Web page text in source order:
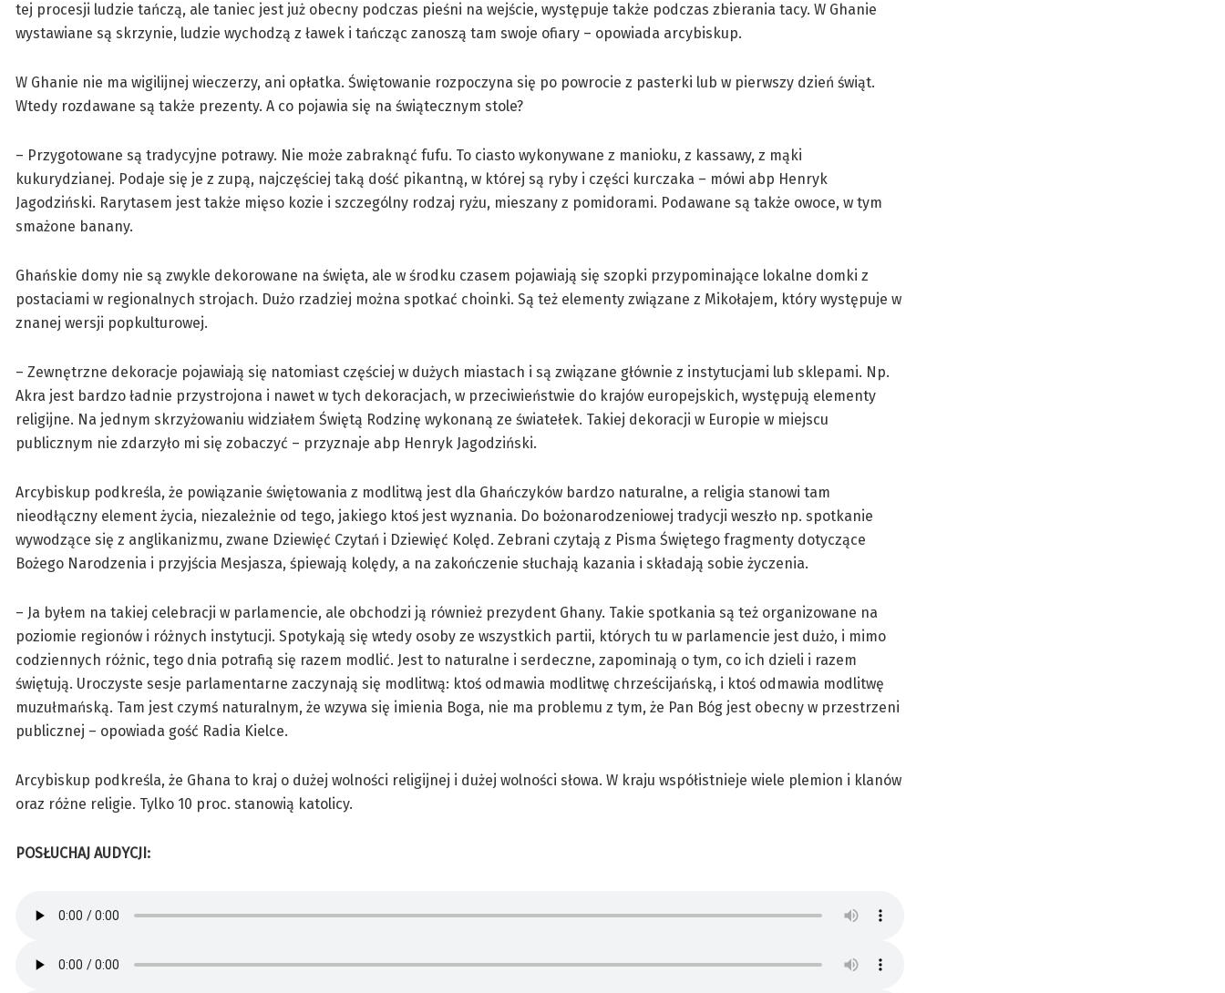
tej procesji ludzie tańczą, ale taniec jest już obecny podczas pieśni na wejście, występuje także podczas zbierania tacy. W Ghanie
wystawiane są skrzynie, ludzie wychodzą z ławek i tańcząc zanoszą tam swoje ofiary – opowiada arcybiskup.
W Ghanie nie ma wigilijnej wieczerzy, ani opłatka. Świętowanie rozpoczyna się po powrocie z pasterki lub w pierwszy dzień świąt.
Wtedy rozdawane są także prezenty. A co pojawia się na świątecznym stole?
– Przygotowane są tradycyjne potrawy. Nie może zabraknąć fufu. To ciasto wykonywane z manioku, z kassawy, z mąki
kukurydzianej. Podaje się je z zupą, najczęściej taką dość pikantną, w której są ryby i części kurczaka – mówi abp Henryk
Jagodziński. Rarytasem jest także mięso kozie i szczególny rodzaj ryżu, mieszany z pomidorami. Podawane są także owoce, w tym
smażone banany.
Ghańskie domy nie są zwykle dekorowane na święta, ale w środku czasem pojawiają się szopki przypominające lokalne domki z
postaciami w regionalnych strojach. Dużo rzadziej można spotkać choinki. Są też elementy związane z Mikołajem, który występuje w
znanej wersji popkulturowej.
– Zewnętrzne dekoracje pojawiają się natomiast częściej w dużych miastach i są związane głównie z instytucjami lub sklepami. Np.
Akra jest bardzo ładnie przystrojona i nawet w tych dekoracjach, w przeciwieństwie do krajów europejskich, występują elementy
religijne. Na jednym skrzyżowaniu widziałem Świętą Rodzinę wykonaną ze światełek. Takiej dekoracji w Europie w miejscu
publicznym nie zdarzyło mi się zobaczyć – przyznaje abp Henryk Jagodziński.
Arcybiskup podkreśla, że powiązanie świętowania z modlitwą jest dla Ghańczyków bardzo naturalne, a religia stanowi tam
nieodłączny element życia, niezależnie od tego, jakiego ktoś jest wyznania. Do bożonarodzeniowej tradycji weszło np. spotkanie
wywodzące się z anglikanizmu, zwane Dziewięć Czytań i Dziewięć Kolęd. Zebrani czytają z Pisma Świętego fragmenty dotyczące
Bożego Narodzenia i przyjścia Mesjasza, śpiewają kolędy, a na zakończenie słuchają kazania i składają sobie życzenia.
– Ja byłem na takiej celebracji w parlamencie, ale obchodzi ją również prezydent Ghany. Takie spotkania są też organizowane na
poziomie regionów i różnych instytucji. Spotykają się wtedy osoby ze wszystkich partii, których tu w parlamencie jest dużo, i mimo
codziennych różnic, tego dnia potrafią się razem modlić. Jest to naturalne i serdeczne, zapominają o tym, co ich dzieli i razem
świętują. Uroczyste sesje parlamentarne zaczynają się modlitwą: ktoś odmawia modlitwę chrześcijańską, i ktoś odmawia modlitwę
muzułmańską. Tam jest czymś naturalnym, że wzywa się imienia Boga, nie ma problemu z tym, że Pan Bóg jest obecny w przestrzeni
publicznej – opowiada gość Radia Kielce.
Arcybiskup podkreśla, że Ghana to kraj o dużej wolności religijnej i dużej wolności słowa. W kraju współistnieje wiele plemion i klanów
oraz różne religie. Tylko 10 proc. stanowią katolicy.
POSŁUCHAJ AUDYCJI: